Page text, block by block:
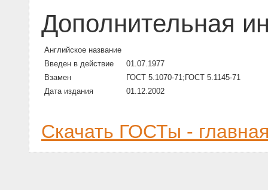
Дополнительная
Английское название
Введен в действие
01.07.1977
Взамен
ГОСТ 5.1070-71;ГОСТ 5.1145-71
Дата издания
01.12.2002
Скачать ГОСТы -